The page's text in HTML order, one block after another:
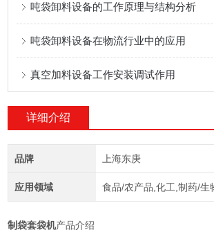
吨袋卸料设备的工作原理与结构分析
吨袋卸料设备在物流行业中的应用
真空加料设备工作安装调试作用
详细介绍
品牌 上海东庚
应用领域 食品/农产品,化工,制药/生
制袋套袋机产品介绍